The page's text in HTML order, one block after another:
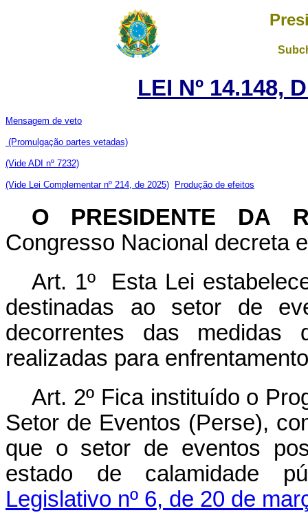
LEI Nº 14.148,
Mensagem de veto
(Promulgação partes vetadas)
(Vide ADI nº 7232)
(Vide Lei Complementar nº 214, de 2025) Produção de efeitos
O PRESIDENTE DA
Congresso Nacional decreta
Art. 1º Esta Lei
destinadas ao setor de
decorrentes das medidas
realizadas para
Art. 2º Fica instituído o
Setor de Eventos (Perse),
que o setor de eventos
estado de calamidade
Legislativo nº 6, de 20 de